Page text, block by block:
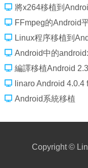
將x264移植到
FFmpeg的Android
Linux程序移植到
Android中的
編譯移植Android
linaro Android
Android系統移植
Copyright ©